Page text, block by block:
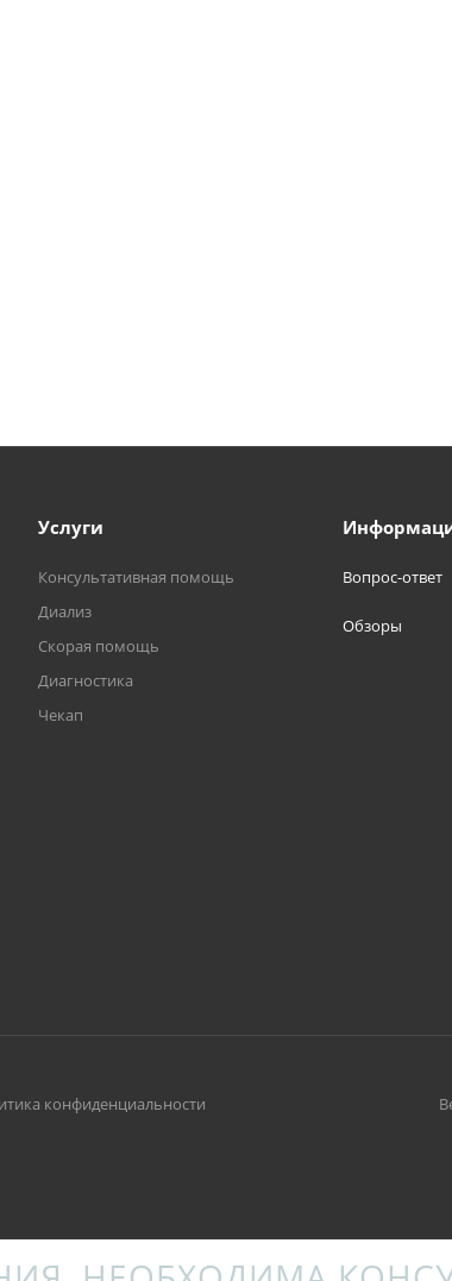
Услуги
Консультативная помощь
Диализ
Скорая помощь
Диагностика
Чекап
Вопрос-ответ
Обзоры
конфиденциальности